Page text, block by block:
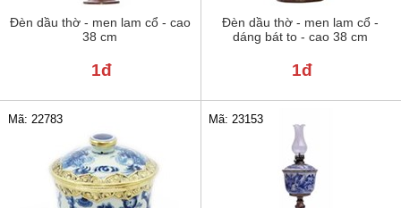
Đèn dầu thờ - men lam cổ - cao
38 cm
1đ
Đèn dầu thờ - men lam cổ -
dáng bát to - cao 38 cm
1đ
Mã: 22783 Mã: 23153